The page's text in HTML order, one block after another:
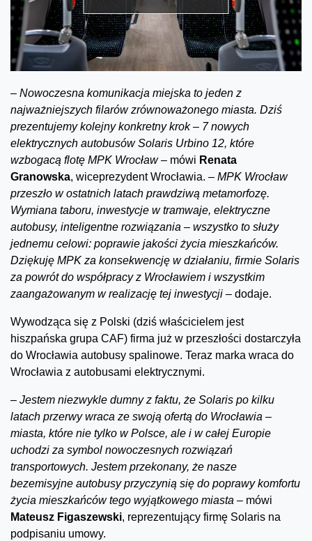
– Nowoczesna komunikacja miejska to jeden z
najważniejszych filarów zrównoważonego miasta. Dziś
prezentujemy kolejny konkretny krok – 7 nowych
elektrycznych autobusów Solaris Urbino 12, które
wzbogacą flotę MPK Wrocław – mówi Renata
Granowska, wiceprezydent Wrocławia. – MPK Wrocław
przeszło w ostatnich latach prawdziwą metamorfozę.
Wymiana taboru, inwestycje w tramwaje, elektryczne
autobusy, inteligentne rozwiązania – wszystko to służy
jednemu celowi: poprawie jakości życia mieszkańców.
Dziękuję MPK za konsekwencję w działaniu, firmie Solaris
za powrót do współpracy z Wrocławiem i wszystkim
zaangażowanym w realizację tej inwestycji – dodaje.
Wywodząca się z Polski (dziś właścicielem jest
hiszpańska grupa CAF) firma już w przeszłości dostarczyła
do Wrocławia autobusy spalinowe. Teraz marka wraca do
Wrocławia z autobusami elektrycznymi.
– Jestem niezwykle dumny z faktu, że Solaris po kilku
latach przerwy wraca ze swoją ofertą do Wrocławia –
miasta, które nie tylko w Polsce, ale i w całej Europie
uchodzi za symbol nowoczesnych rozwiązań
transportowych. Jestem przekonany, że nasze
bezemisyjne autobusy przyczynią się do poprawy komfortu
życia mieszkańców tego wyjątkowego miasta – mówi
Mateusz Figaszewski, reprezentujący firmę Solaris na
podpisaniu umowy.